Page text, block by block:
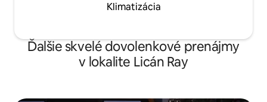
Klimatizácia
Ďalšie skvelé dovolenkové prenájmy
v lokalite Licán Ray